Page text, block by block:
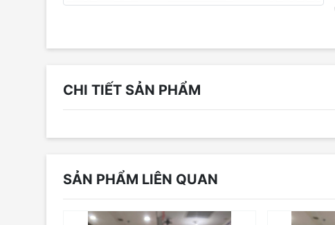
CHI TIẾT SẢN PHẨM
SẢN PHẨM LIÊN QUAN